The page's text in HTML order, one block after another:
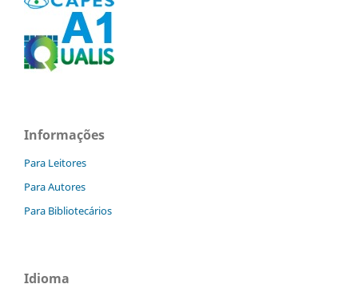
Informações
Para Leitores
Para Autores
Para Bibliotecários
Idioma